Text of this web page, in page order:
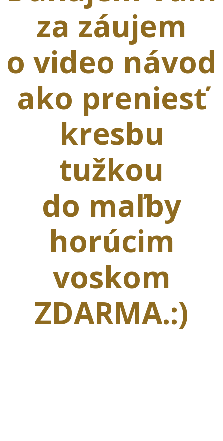
za záujem
o video návod
ako preniesť
kresbu
tužkou
do maľby
horúcim
voskom
ZDARMA.:)